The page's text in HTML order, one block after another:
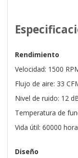
Rendimiento
Velocidad: 1500
Flujo de aire: 33
Nivel de ruido: 12
Temperatura de
Vida útil: 60000
Diseño